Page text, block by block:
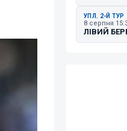
УПЛ. 2-Й ТУР
8 серпня
ЛІВИЙ